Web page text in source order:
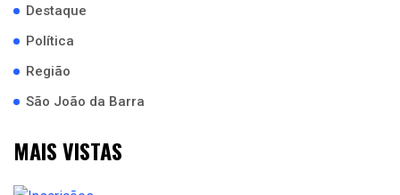
Destaque
Política
Região
São João da Barra
MAIS VISTAS